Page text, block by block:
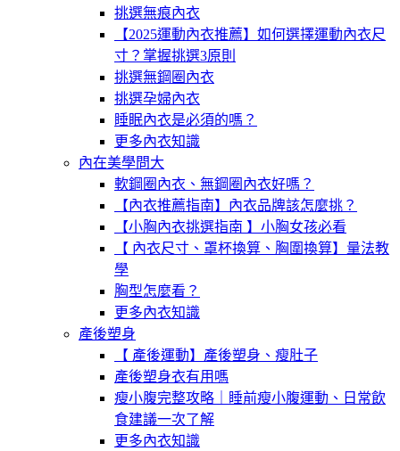
挑選無痕內衣
【2025運動內衣推薦】如何選擇運動內衣尺
寸？掌握挑選3原則
挑選無鋼圈內衣
挑選孕婦內衣
睡眠內衣是必須的嗎？
更多內衣知識
內在美學問大
軟鋼圈內衣、無鋼圈內衣好嗎？
【內衣推薦指南】內衣品牌該怎麼挑？
【小胸內衣挑選指南 】小胸女孩必看
【 內衣尺寸、罩杯換算、胸圍換算】量法教
學
胸型怎麼看？
更多內衣知識
產後塑身
【 產後運動】產後塑身、瘦肚子
產後塑身衣有用嗎
瘦小腹完整攻略｜睡前瘦小腹運動、日常飲
食建議一次了解
更多內衣知識